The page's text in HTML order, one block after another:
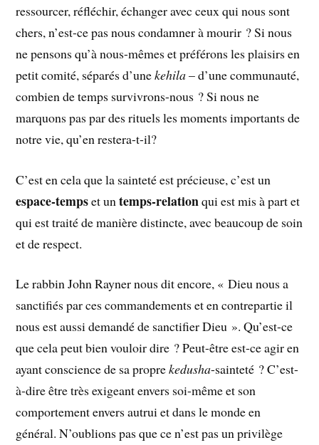
ressourcer, réfléchir, échanger avec ceux qui nous sont
chers, n’est-ce pas nous condamner à mourir ? Si nous
ne pensons qu’à nous-mêmes et préférons les plaisirs en
petit comité, séparés d’unekehila– d’une communauté,
combien de temps survivrons-nous ? Si nous ne
marquons pas par des rituels les moments importants de
notre vie, qu’en restera-t-il?
C’est en cela que la sainteté est précieuse, c’est un
espace-tempset untemps-relationqui est mis à part et
qui est traité de manière distincte, avec beaucoup de soin
et de respect.
Le rabbin John Rayner nous dit encore, « Dieu nous a
sanctifiés par ces commandements et en contrepartie il
nous est aussi demandé de sanctifier Dieu ». Qu’est-ce
que cela peut bien vouloir dire ? Peut-être est-ce agir en
ayant conscience de sa proprekedusha-sainteté ? C’est-
à-dire être très exigeant envers soi-même et son
comportement envers autrui et dans le monde en
général. N’oublions pas que ce n’est pas un privilège